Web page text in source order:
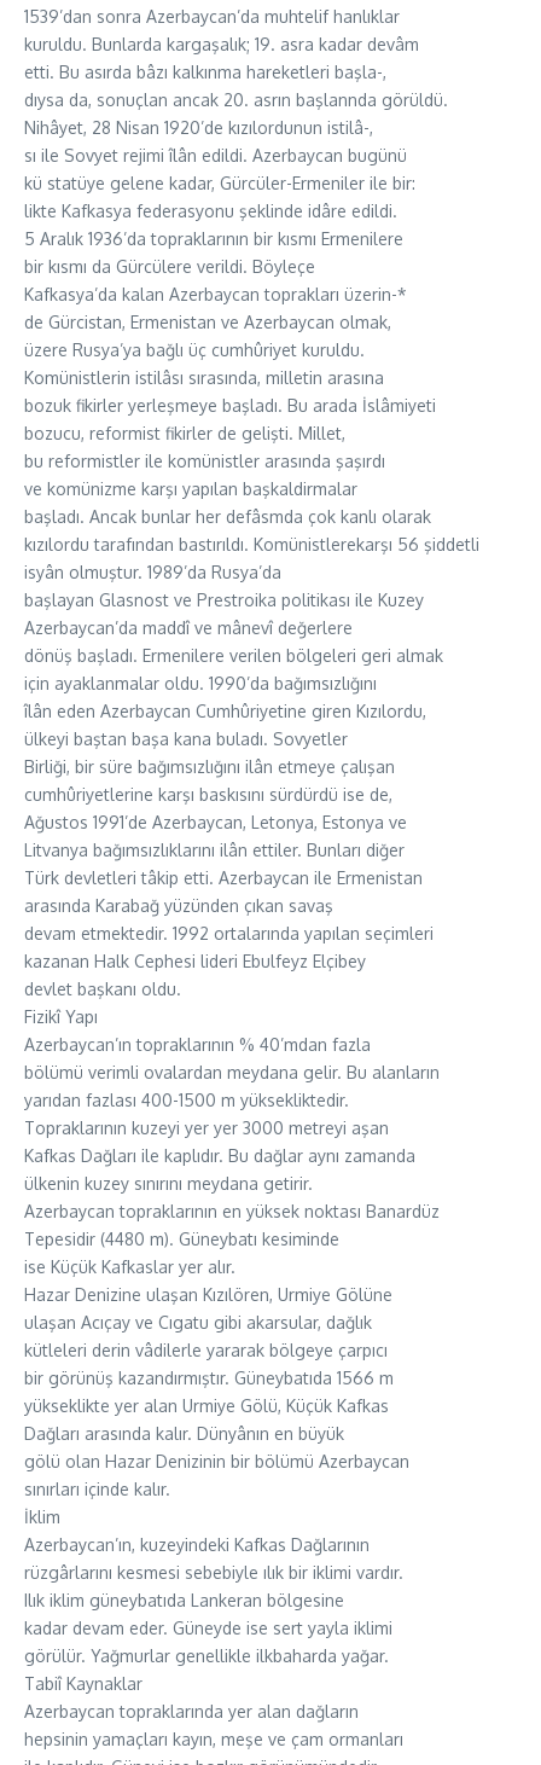
1539’dan sonra Azerbaycan’da muhtelif hanlıklar
kuruldu. Bunlarda kargaşalık; 19. asra kadar devâm
etti. Bu asırda bâzı kalkınma hareketleri başla-,
dıysa da, sonuçlan ancak 20. asrın başlannda görüldü.
Nihâyet, 28 Nisan 1920’de kızılordunun istilâ-,
sı ile Sovyet rejimi îlân edildi. Azerbaycan bugünü
kü statüye gelene kadar, Gürcüler-Ermeniler ile bir:
likte Kafkasya federasyonu şeklinde idâre edildi.
5 Aralık 1936’da topraklarının bir kısmı Ermenilere
bir kısmı da Gürcülere verildi. Böyleçe
Kafkasya’da kalan Azerbaycan toprakları üzerin-*
de Gürcistan, Ermenistan ve Azerbaycan olmak,
üzere Rusya’ya bağlı üç cumhûriyet kuruldu.
Komünistlerin istilâsı sırasında, milletin arasına
bozuk fikirler yerleşmeye başladı. Bu arada İslâmiyeti
bozucu, reformist fikirler de gelişti. Millet,
bu reformistler ile komünistler arasında şaşırdı
ve komünizme karşı yapılan başkaldirmalar
başladı. Ancak bunlar her defâsmda çok kanlı olarak
kızılordu tarafından bastırıldı. Komünistlerekarşı 56 şiddetli
isyân olmuştur. 1989’da Rusya’da
başlayan Glasnost ve Prestroika politikası ile Kuzey
Azerbaycan’da maddî ve mânevî değerlere
dönüş başladı. Ermenilere verilen bölgeleri geri almak
için ayaklanmalar oldu. 1990’da bağımsızlığını
îlân eden Azerbaycan Cumhûriyetine giren Kızılordu,
ülkeyi baştan başa kana buladı. Sovyetler
Birliği, bir süre bağımsızlığını ilân etmeye çalışan
cumhûriyetlerine karşı baskısını sürdürdü ise de,
Ağustos 1991’de Azerbaycan, Letonya, Estonya ve
Litvanya bağımsızlıklarını ilân ettiler. Bunları diğer
Türk devletleri tâkip etti. Azerbaycan ile Ermenistan
arasında Karabağ yüzünden çıkan savaş
devam etmektedir. 1992 ortalarında yapılan seçimleri
kazanan Halk Cephesi lideri Ebulfeyz Elçibey
devlet başkanı oldu.
Fizikî Yapı
Azerbaycan’ın topraklarının % 40’mdan fazla
bölümü verimli ovalardan meydana gelir. Bu alanların
yarıdan fazlası 400-1500 m yüksekliktedir.
Topraklarının kuzeyi yer yer 3000 metreyi aşan
Kafkas Dağları ile kaplıdır. Bu dağlar aynı zamanda
ülkenin kuzey sınırını meydana getirir.
Azerbaycan topraklarının en yüksek noktası Banardüz
Tepesidir (4480 m). Güneybatı kesiminde
ise Küçük Kafkaslar yer alır.
Hazar Denizine ulaşan Kızılören, Urmiye Gölüne
ulaşan Acıçay ve Cıgatu gibi akarsular, dağlık
kütleleri derin vâdilerle yararak bölgeye çarpıcı
bir görünüş kazandırmıştır. Güneybatıda 1566 m
yükseklikte yer alan Urmiye Gölü, Küçük Kafkas
Dağları arasında kalır. Dünyânın en büyük
gölü olan Hazar Denizinin bir bölümü Azerbaycan
sınırları içinde kalır.
İklim
Azerbaycan’ın, kuzeyindeki Kafkas Dağlarının
rüzgârlarını kesmesi sebebiyle ılık bir iklimi vardır.
Ilık iklim güneybatıda Lankeran bölgesine
kadar devam eder. Güneyde ise sert yayla iklimi
görülür. Yağmurlar genellikle ilkbaharda yağar.
Tabiî Kaynaklar
Azerbaycan topraklarında yer alan dağların
hepsinin yamaçları kayın, meşe ve çam ormanları